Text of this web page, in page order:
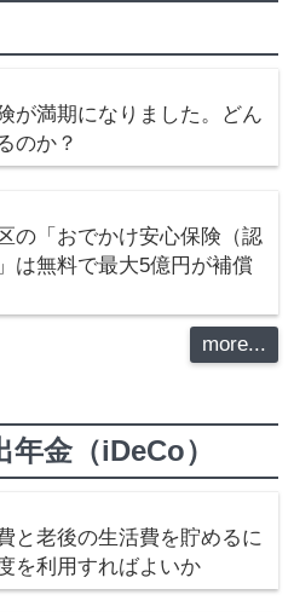
が満期になりました。どん
のか？
の「おでかけ安心保険（認
は無料で最大5億円が補償
more...
金（iDeCo）
と老後の生活費を貯めるに
を利用すればよいか